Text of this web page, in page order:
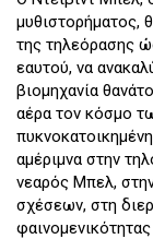
μυθιστορήματος,
της τηλεόρασης
εαυτού, να
βιομηχανία
αέρα τον κόσμο
αμέριμνα στην
νεαρός Μπελ,
σχέσεων, στη